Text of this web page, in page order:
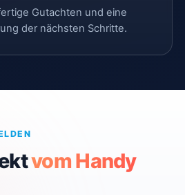
Gutachten und eine
der nächsten Schritte.
vom Handy